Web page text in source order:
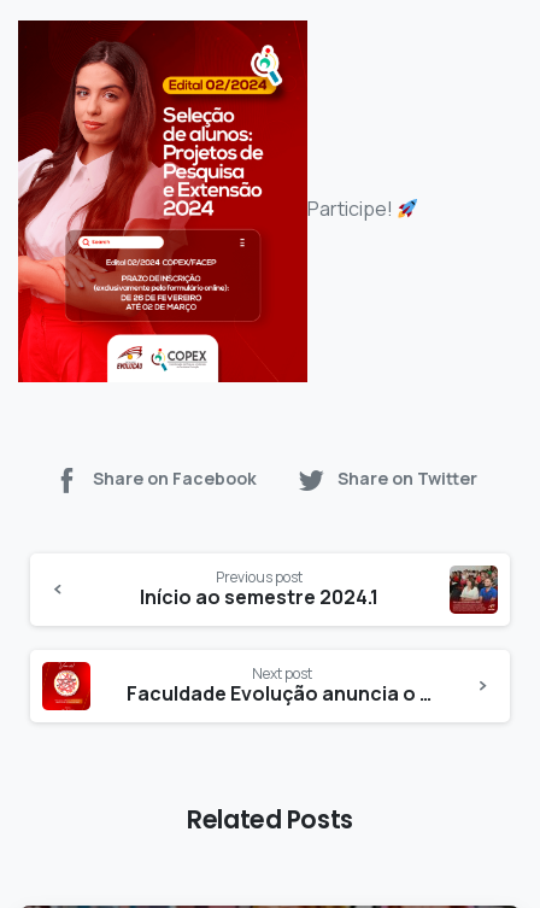
Participe!
Share on Facebook Share on Twitter
Previous post
Início ao semestre 2024.1
Next post
Faculdade Evolução anuncia o V CONPECS em 2024
Related Posts